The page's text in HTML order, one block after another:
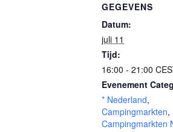
GEGEVENS
Datum:
juli 11
Tijd:
16:00 - 21:00
Evenement
* Nederland,
Campingmarkten,
Campingmarkten